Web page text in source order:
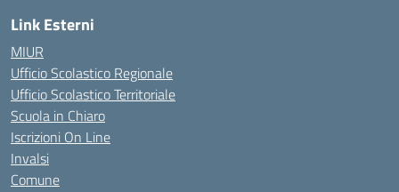
Link Esterni
MIUR
Ufficio Scolastico Regionale
Ufficio Scolastico Territoriale
Scuola in Chiaro
Iscrizioni On Line
Invalsi
Comune